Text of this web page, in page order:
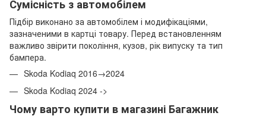
Сумісність з автомобілем
Підбір виконано за автомобілем і модифікаціями,
зазначеними в картці товару. Перед встановленням
важливо звірити покоління, кузов, рік випуску та тип
бампера.
Skoda Kodiaq 2016→2024
Skoda Kodiaq 2024 ->
Чому варто купити в магазині Багажник